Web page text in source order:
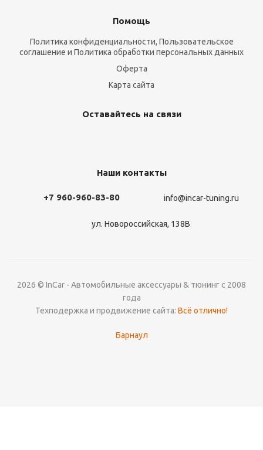
Помощь
Политика конфиденциальности, Пользовательское
соглашение и Политика обработки персональных данных
Оферта
Карта сайта
Оставайтесь на связи
Наши контакты
+7 960-960-83-80 info@incar-tuning.ru
ул. Новороссийская, 138В
2026 © InCar - Автомобильные аксессуары & тюнинг с 2008
года
Техподержка и продвижение сайта: Всё отлично!
Барнаул